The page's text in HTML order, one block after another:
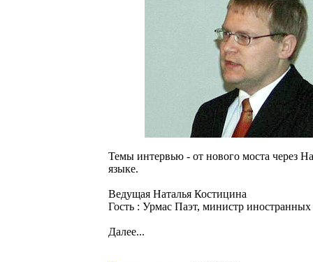
Темы интервью - от нового моста через
языке.
Ведущая Наталья Костицина
Гость : Урмас Паэт, министр
Далее...